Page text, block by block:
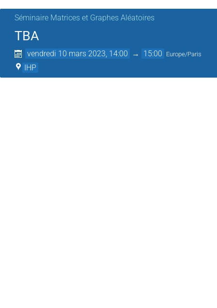
Séminaire Matrices et Graphes Aléatoires
TBA
vendredi 10 mars 2023, 14:00 → 15:00 Europe/Paris
IHP